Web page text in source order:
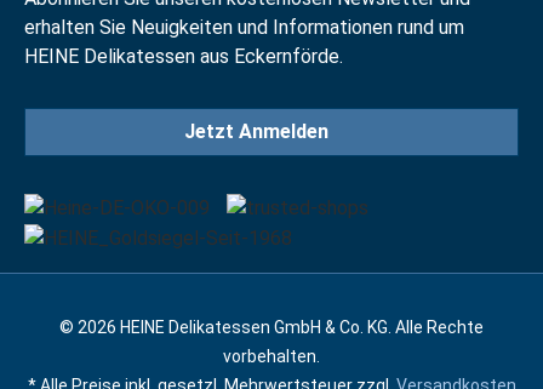
erhalten Sie Neuigkeiten und Informationen rund um
HEINE Delikatessen aus Eckernförde.
Jetzt Anmelden
© 2026 HEINE Delikatessen GmbH & Co. KG. Alle Rechte
vorbehalten.